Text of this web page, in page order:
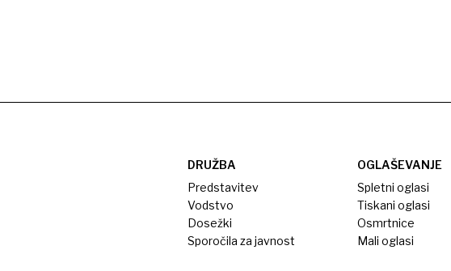
DRUŽBA
Predstavitev
Vodstvo
Dosežki
Sporočila za javnost
OGLAŠEVANJE
Spletni oglasi
Tiskani oglasi
Osmrtnice
Mali oglasi